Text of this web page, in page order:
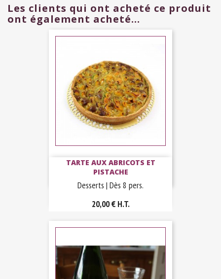
Les clients qui ont acheté ce produit
ont également acheté...
TARTE AUX ABRICOTS ET
PISTACHE
Desserts | Dès 8 pers.
20,00 € H.T.